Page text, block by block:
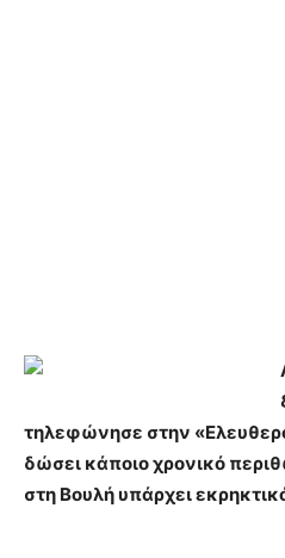
τηλεφώνησε στην
δώσει κάποιο χρονικό
στη Βουλή υπάρχει